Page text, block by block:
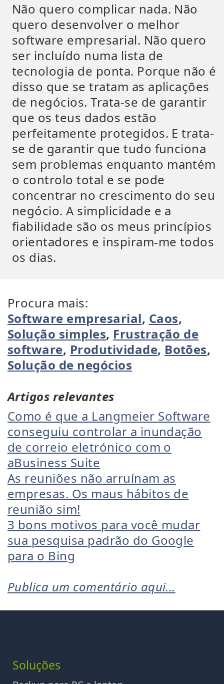
Não quero complicar nada. Não
quero desenvolver o melhor
software empresarial. Não quero
ser incluído numa lista de
tecnologia de ponta. Porque não é
disso que se tratam as aplicações
de negócios. Trata-se de garantir
que os teus dados estão
perfeitamente protegidos. E trata-
se de garantir que tudo funciona
sem problemas enquanto mantém
o controlo total e se pode
concentrar no crescimento do seu
negócio. A simplicidade e a
fiabilidade são os meus princípios
orientadores e inspiram-me todos
os dias.
Procura mais:
Software empresarial, Caos,
Solução simples, Frustração de
software, Produtividade, Botões,
Solução de negócios
Artigos relevantes
Como é que a Langmeier Software
conseguiu controlar a inundação
de correio eletrónico com o
aBusiness Suite
As reuniões não arruínam as
empresas. Os maus hábitos de
reunião sim!
3 bons motivos para você mudar
sua pesquisa padrão do Google
para o Bing
Publica um comentário aqui...
Soluções